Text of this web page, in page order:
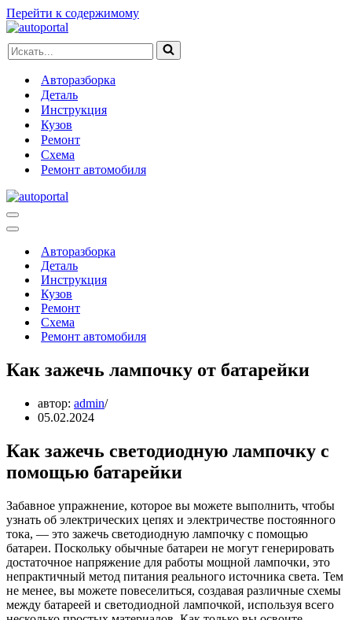
Перейти к содержимому
Искать...
Авторазборка
Деталь
Инструкция
Кузов
Ремонт
Схема
Ремонт автомобиля
Меню
навигации
Меню
навигацииАвторазборка
Деталь
Инструкция
Кузов
Ремонт
Схема
Ремонт автомобиля
Как зажечь лампочку от батарейки
автор: admin
05.02.2024
Как зажечь светодиодную лампочку с
помощью батарейки
Забавное упражнение, которое вы можете выполнить, чтобы
узнать об электрических цепях и электричестве постоянного
тока, — это зажечь светодиодную лампочку с помощью
батареи. Поскольку обычные батареи не могут генерировать
достаточное напряжение для работы мощной лампочки, это
непрактичный метод питания реального источника света. Тем
не менее, вы можете повеселиться, создавая различные схемы
между батареей и светодиодной лампочкой, используя всего